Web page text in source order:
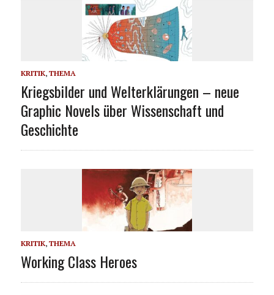
KRITIK, THEMA
Kriegsbilder und Welterklärungen – neue
Graphic Novels über Wissenschaft und
Geschichte
KRITIK, THEMA
Working Class Heroes